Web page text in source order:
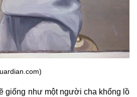
giống như một người cha khổng lồ